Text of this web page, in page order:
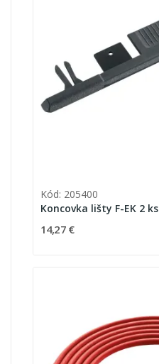
Kód: 205400
Koncovka lišty F-EK 2 ks
14,27 €